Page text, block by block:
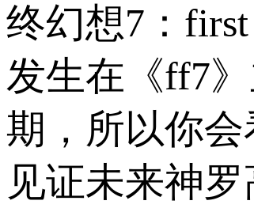
终幻想7：
发生在《ff7
期，所以你
见证未来神